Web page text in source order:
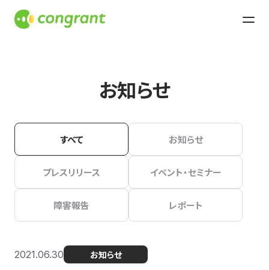
お知らせ
すべて お知らせ
プレスリリース イベント・セミナー
障害報告 レポート
2021.06.30 お知らせ